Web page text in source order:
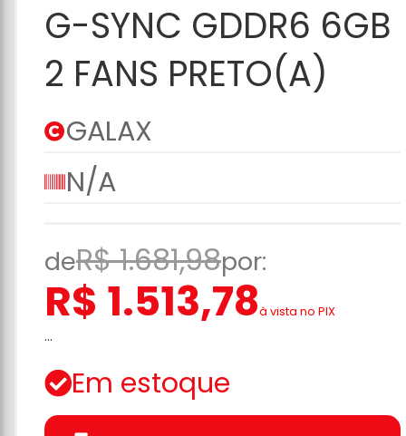
G-SYNC GDDR6 6GB
2 FANS PRETO(A)
GALAX
N/A
deR$ 1.681,98por:
R$ 1.513,78à vista no PIX
...
Em estoque